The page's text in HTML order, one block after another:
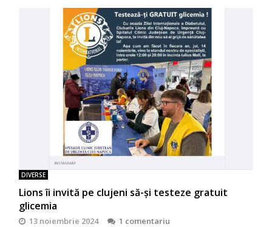
DIVERSE
Lions îi invită pe clujeni să-şi testeze gratuit
glicemia
13 noiembrie 2024 1 comentariu